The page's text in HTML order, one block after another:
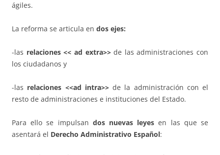
ágiles.
La reforma se articula en dos ejes:
-las relaciones << ad extra>>de las administraciones con
los ciudadanos y
-las relaciones <<ad intra>>de la administración con el
resto de administraciones e instituciones del Estado.
Para ello se impulsan dos nuevas leyes en las que se
asentará el Derecho Administrativo Español: